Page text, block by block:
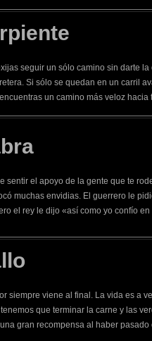
seguir un sólo camino sin darte
Si sólo se quedan en un carril
un camino más veloz hacia
sentir el apoyo de la gente que te
muchas envidias. El guerrero le
el rey le dijo «así como yo confío
siempre viene al final. La vida es a
que terminar la carne y las
gran recompensa al haber pasado